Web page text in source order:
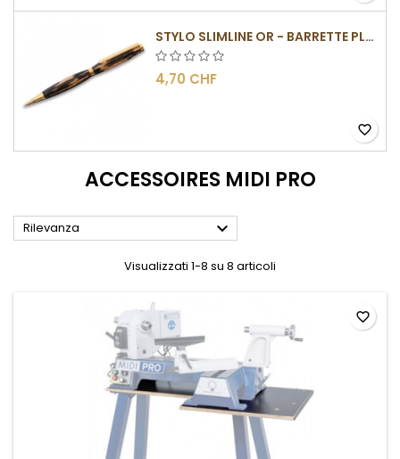
STYLO SLIMLINE OR - BARRETTE PLATE
4,70 CHF
favorite_border
ACCESSOIRES MIDI PRO
Rilevanza 
Visualizzati 1-8 su 8 articoli
favorite_border